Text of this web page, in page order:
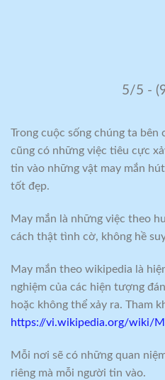
5/5 -
Trong cuộc sống chúng ta
cũng có những việc tiêu cực
tin vào những vật may mắn
tốt đẹp.
May mắn là những việc theo
cách thật tình cờ, không hề
May mắn theo wikipedia là
nghiệm của các hiện tượng
hoặc không thể xảy ra. Tham
https://vi.wikipedia.org/wiki/
Mỗi nơi sẽ có những quan
riêng mà mỗi người tin vào.